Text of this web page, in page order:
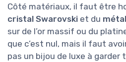
Côté matériaux, il faut être
cristal Swarovski et du
sur de l’or massif ou du
que c’est nul, mais il faut
pas un bijou de luxe à garder